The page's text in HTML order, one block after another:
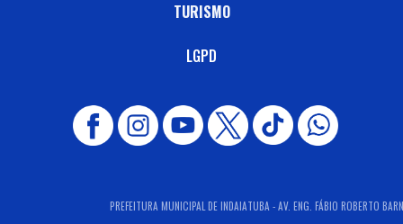
TURISMO
LGPD
PREFEITURA MUNICIPAL DE INDAIATUBA - AV. ENG. FÁBIO ROBERTO